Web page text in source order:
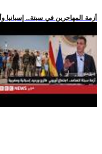
.. أزمة المهاجرين في سبتة.. إسبانيا